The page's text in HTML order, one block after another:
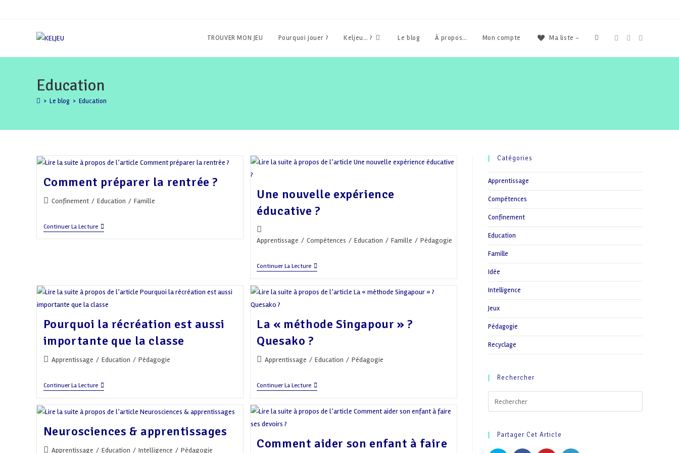
TROUVER MON JEU Pourquoi jouer ? Keljeu… ? Le blog À propos… Mon compte Ma liste - Toggle
Education
> Le blog > Education
Comment préparer la rentrée ?
PostConfinement / Education / Famille
Continuer La LectureComment
Préparer
Une nouvelle expérience
éducative ?
Post
category:
Apprentissage / Compétences / Education / Famille / Pédagogie
Continuer La LectureUne
Nouvelle
Éducative
Pourquoi la récréation est aussi
importante que la classe
PostApprentissage / Education / Pédagogie
Continuer La LecturePourquoi
La
Est
Que
Classe
La « méthode Singapour » ?
Quesako ?
PostApprentissage / Education / Pédagogie
Continuer La LectureLa
« Méthode
?
Neurosciences & apprentissages
PostApprentissage / Education / Intelligence / Pédagogie
Comment aider son enfant à faire
Catégories
Apprentissage
Compétences
Confinement
Education
Famille
Idée
Intelligence
Jeux
Pédagogie
Recyclage
Rechercher
Partager Cet Article